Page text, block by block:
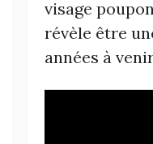
visage
révèle être
années à